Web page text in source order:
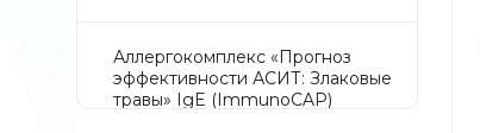
Аллергокомплекс «Прогноз
эффективности АСИТ: Злаковые
травы» IgE (ImmunoCAP)